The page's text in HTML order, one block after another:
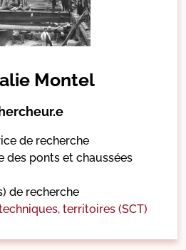
Montel
de recherche
des ponts et chaussées
de recherche
territoires (SCT)